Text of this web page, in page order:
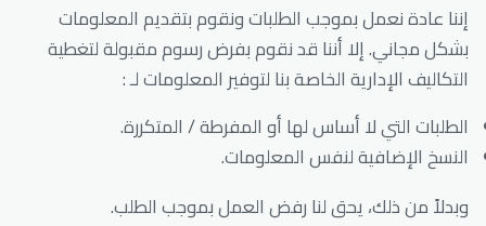
إننا عادة نعمل بموجب الطلبات ونقوم بتقديم المعلومات
بشكل مجاني. إلا أننا قد نقوم بفرض رسوم مقبولة لتغطية
التكاليف الإدارية الخاصة بنا لتوفير المعلومات لـ :
الطلبات التي لا أساس لها أو المفرطة / المتكررة.
النسخ الإضافية لنفس المعلومات.
وبدلاً من ذلك، يحق لنا رفض العمل بموجب الطلب.